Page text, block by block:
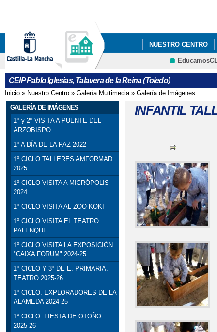
NUESTRO CENTRO
5ºY6º PODCAST_
CEIP Pablo Iglesias, Talavera de la Reina (Toledo)
Se encuentra usted aquí
Inicio » Nuestro Centro » Galería Multimedia» Galería de Imágenes
GALERÍA DE IMÁGENES
1º y 2º VISITA A PUENTE DEL
ARZOBISPO
1º A DÍA DE LA PAZ 2022
1º CICLO TALLERES AMFORMAD
2025
1º CICLO VISITA A MICRÓPOLIS
2024
1º CICLO VISITA AL ZOO KOKI
1º CICLO VISITA EL TEATRO
PALENQUE
1º CICLO VISITA LA EXPOSICIÓN
"CAIXA FORUM" 2024-25
1º CICLO Y 3º DE E. PRIMARIA.
TEATRO 2025-26
1º CICLO. EXPLORADORES DE LA
ALAMEDA 2024-25
1º CICLO. FIESTA DE OTOÑO
2025-26
INFANTIL